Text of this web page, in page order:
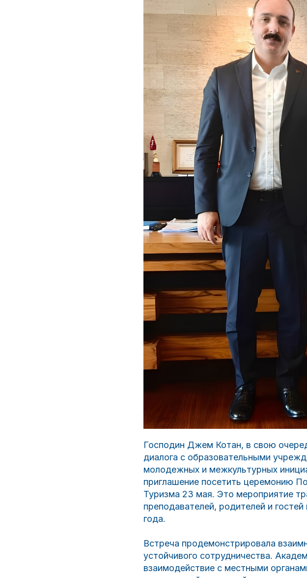
Господин Джем Котан, в свою
диалога с образовательными
молодежных и межкультурных
приглашение посетить церемонию
Туризма 23 мая. Это мероприятие
преподавателей, родителей и
года.
Встреча продемонстрировала
устойчивого сотрудничества.
взаимодействие с местными